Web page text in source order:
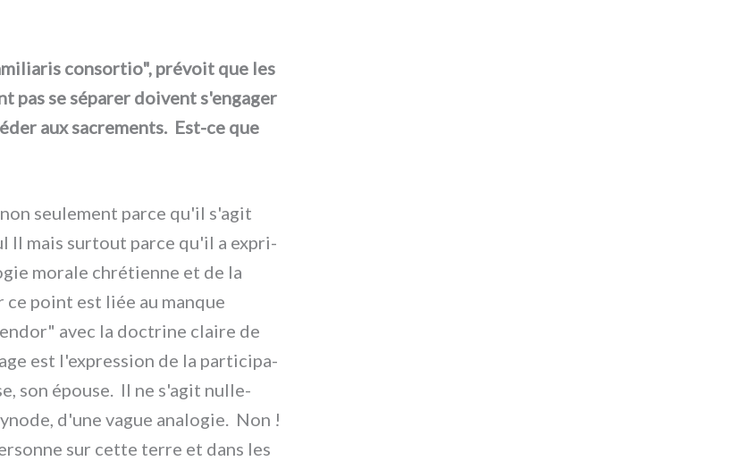
con­sor­tio", pré­voit que les
pas se sépa­rer doi­vent s'engager
aux sacre­men­ts. Est-ce que
seu­le­ment par­ce qu'il s'agit
II mais sur­tout par­ce qu'il a expri­
mora­le chré­tien­ne et de la
point est liée au man­que
avec la doc­tri­ne clai­re de
est l'expression de la par­ti­ci­pa­
son épou­se. Il ne s'agit nul­le­
d'une vague ana­lo­gie. Non !
sur cet­te ter­re et dans les